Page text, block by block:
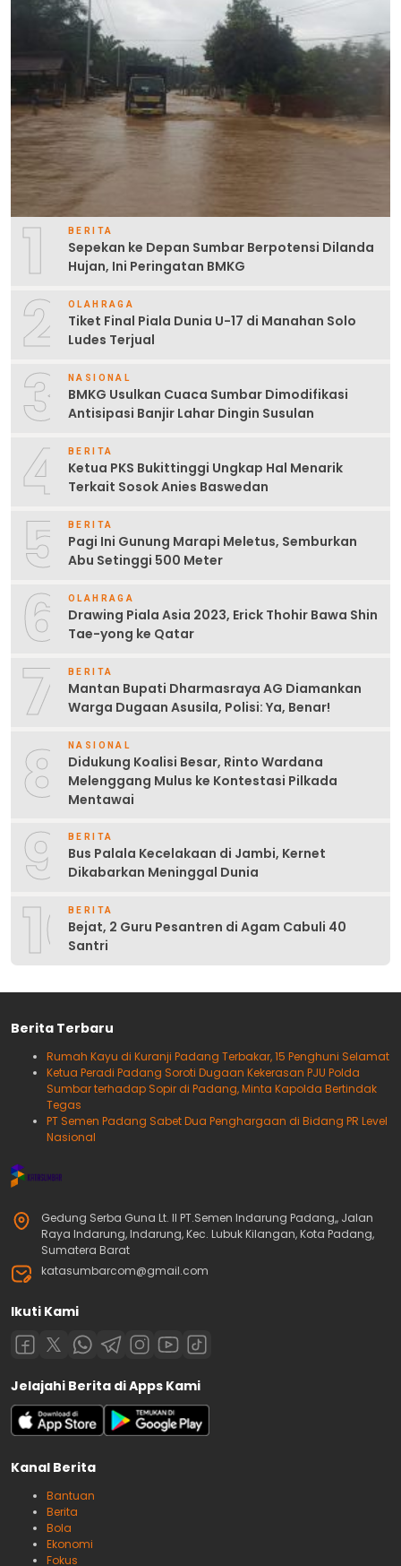
1 BERITA
Sepekan ke Depan Sumbar Berpotensi Dilanda
Hujan, Ini Peringatan BMKG
2 OLAHRAGA
Tiket Final Piala Dunia U-17 di Manahan Solo
Ludes Terjual
3 NASIONAL
BMKG Usulkan Cuaca Sumbar Dimodifikasi
Antisipasi Banjir Lahar Dingin Susulan
4 BERITA
Ketua PKS Bukittinggi Ungkap Hal Menarik
Terkait Sosok Anies Baswedan
5 BERITA
Pagi Ini Gunung Marapi Meletus, Semburkan
Abu Setinggi 500 Meter
6 OLAHRAGA
Drawing Piala Asia 2023, Erick Thohir Bawa Shin
Tae-yong ke Qatar
7 BERITA
Mantan Bupati Dharmasraya AG Diamankan
Warga Dugaan Asusila, Polisi: Ya, Benar!
8 NASIONAL
Didukung Koalisi Besar, Rinto Wardana
Melenggang Mulus ke Kontestasi Pilkada
Mentawai
9 BERITA
Bus Palala Kecelakaan di Jambi, Kernet
Dikabarkan Meninggal Dunia
10BERITA
Bejat, 2 Guru Pesantren di Agam Cabuli 40
Santri
Berita Terbaru
Rumah Kayu di Kuranji Padang Terbakar, 15 Penghuni Selamat
Ketua Peradi Padang Soroti Dugaan Kekerasan PJU Polda
Sumbar terhadap Sopir di Padang, Minta Kapolda Bertindak
Tegas
PT Semen Padang Sabet Dua Penghargaan di Bidang PR Level
Nasional
Gedung Serba Guna Lt. II PT.Semen Indarung Padang,, Jalan
Raya Indarung, Indarung, Kec. Lubuk Kilangan, Kota Padang,
Sumatera Barat
katasumbarcom@gmail.com
Ikuti Kami
Jelajahi Berita di Apps Kami
Kanal Berita
Bantuan
Berita
Bola
Ekonomi
Fokus